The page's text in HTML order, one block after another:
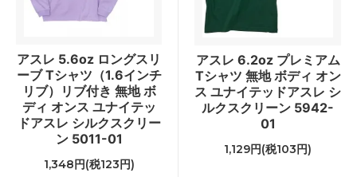
アスレ 5.6oz ロングスリ
ーブ Tシャツ（1.6インチ
リブ）リブ付き 無地 ボ
ディ オンス ユナイテッ
ドアスレ シルクスクリー
ン 5011-01
1,348円(税123円)
アスレ 6.2oz プレミアム
Tシャツ 無地 ボディ オン
ス ユナイテッドアスレ シ
ルクスクリーン 5942-
01
1,129円(税103円)